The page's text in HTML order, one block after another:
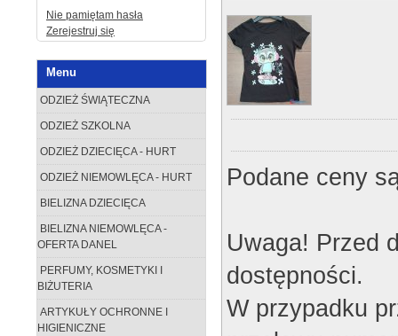
Nie pamiętam hasła
Zerejestruj się
Menu
ODZIEŻ ŚWIĄTECZNA
ODZIEŻ SZKOLNA
ODZIEŻ DZIECIĘCA - HURT
ODZIEŻ NIEMOWLĘCA - HURT
BIELIZNA DZIECIĘCA
BIELIZNA NIEMOWLĘCA -
OFERTA DANEL
PERFUMY, KOSMETYKI I
BIŻUTERIA
ARTYKUŁY OCHRONNE I
HIGIENICZNE
Podane ceny
Uwaga! Przed
dostępności.
W przypadku